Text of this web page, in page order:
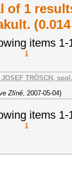
of 1
items 1-
1
TRÖSCH,
Zlíně 2007-05-04)
items 1-
1